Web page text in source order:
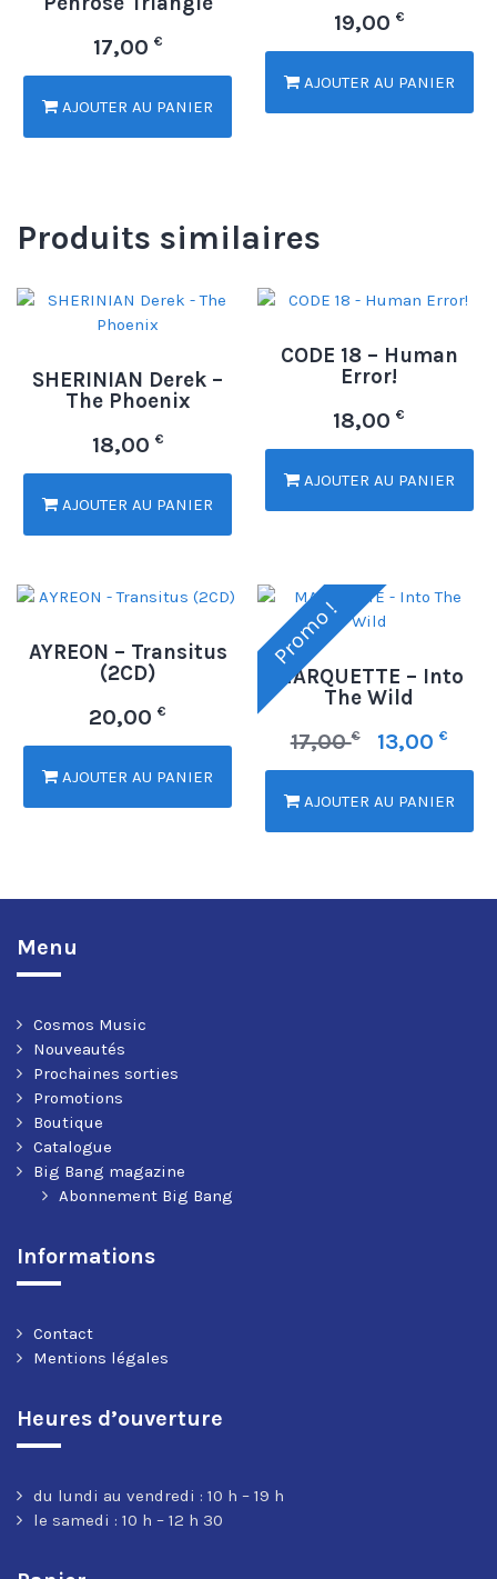
17,00 €
AJOUTER AU PANIER
19,00 €
AJOUTER AU PANIER
Produits similaires
SHERINIAN Derek –
The Phoenix
18,00 €
AJOUTER AU PANIER
CODE 18 – Human
Error!
18,00€
AJOUTER AU PANIER
AYREON – Transitus
(2CD)
20,00€
AJOUTER AU PANIER
Promo !
MARQUETTE – Into
The Wild
17,00€ 13,00 €
AJOUTER AU PANIER
Menu
Cosmos Music
Nouveautés
Prochaines sorties
Promotions
Boutique
Catalogue
Big Bang magazine
Abonnement Big Bang
Informations
Contact
Mentions légales
Heures d’ouverture
du lundi au vendredi : 10 h – 19 h
le samedi : 10 h – 12 h 30